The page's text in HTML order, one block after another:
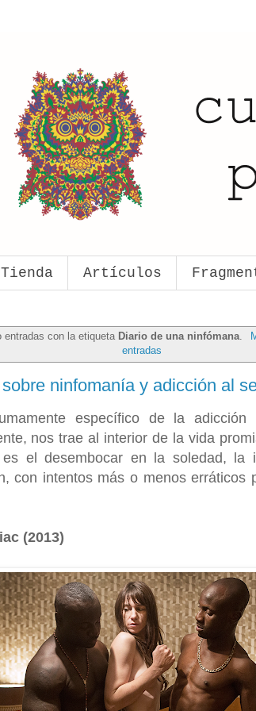
Tienda Artículos
entradas con la etiqueta Diario de una ninfómana
entradas
ninfomanía y adicción al
específico de la adicción
nos trae al interior de la vida
es el desembocar en la soledad, la
con intentos más o menos erráticos
(2013)